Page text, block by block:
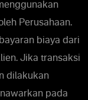
Perusahaan.
biaya dari
Jika transaksi
dilakukan
pada